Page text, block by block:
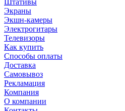
Штативы
Экраны
Экшн-камеры
Электрогитары
Телевизоры
Как купить
Способы оплаты
Доставка
Самовывоз
Рекламация
Компания
О компании